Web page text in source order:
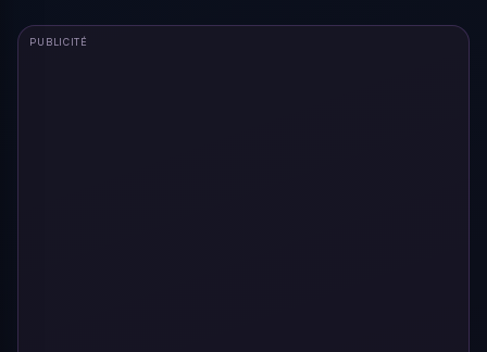
PUBLICITÉ